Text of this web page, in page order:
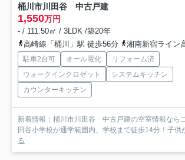
桶川市川田谷 中古戸建
1,550万円
- / 111.50㎡ / 3LDK /築20年
高崎線「桶川」駅 徒歩56分
湘南新宿ライン高海
駐車2台可 オール電化
リフォーム済
ウォークインクロゼット
システムキッチン
カウンターキッチン
新着情報：桶川市川田谷 中古戸建の空室情報なら
田谷小学校が通学範囲内、学校まで徒歩14分！子供
る